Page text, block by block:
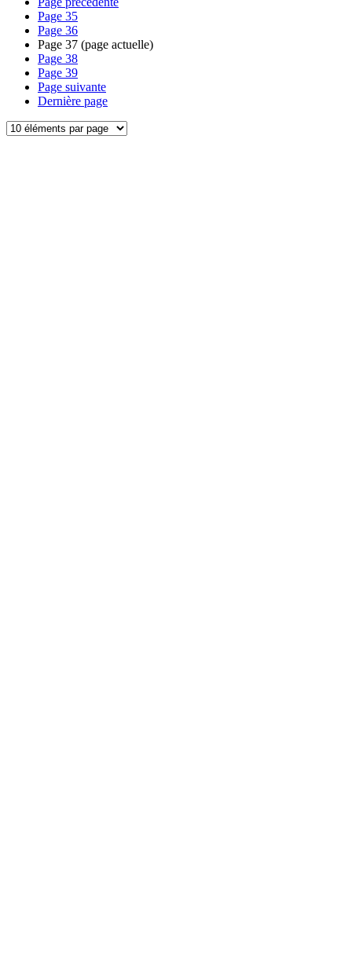
Page 35
Page 36
Page 37 (page actuelle)
Page 38
Page 39
Page suivante
Dernière page